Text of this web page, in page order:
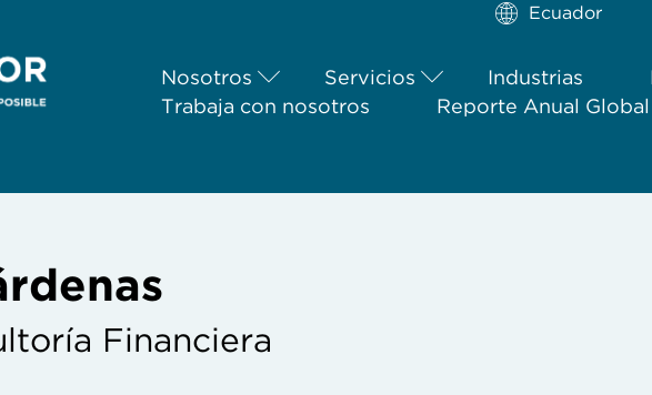
Ecuador
Nosotros Servicios Industrias
Trabaja con nosotros
Reporte Anual
Financiera